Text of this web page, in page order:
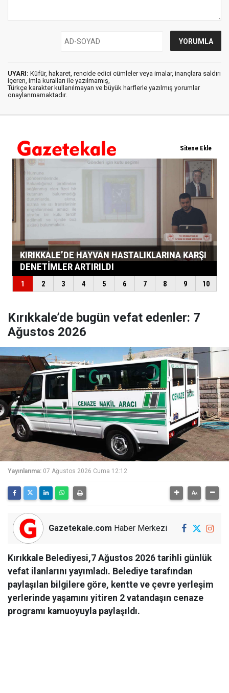
UYARI: Küfür, hakaret, rencide edici cümleler veya imalar, inançlara saldırı
içeren, imla kuralları ile yazılmamış,
Türkçe karakter kullanılmayan ve büyük harflerle yazılmış yorumlar
onaylanmamaktadır.
Kırıkkale’de bugün vefat edenler: 7
Ağustos 2026
Yayınlanma: 07 Ağustos 2026 Cuma 12:12
Gazetekale.com Haber Merkezi
Kırıkkale Belediyesi,7 Ağustos 2026 tarihli günlük
vefat ilanlarını yayımladı. Belediye tarafından
paylaşılan bilgilere göre, kentte ve çevre yerleşim
yerlerinde yaşamını yitiren 2 vatandaşın cenaze
programı kamuoyuyla paylaşıldı.